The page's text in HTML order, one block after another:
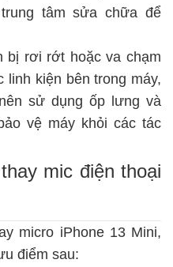
tâm sửa chữa để
bị rơi rớt hoặc va chạm
linh kiện bên trong máy,
sử dụng ốp lưng và
vệ máy khỏi các tác
mic điện thoại
micro iPhone 13 Mini,
điểm sau: